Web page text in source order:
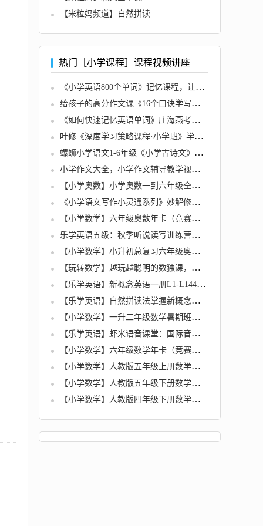
【米粒妈频道】自然拼读
热门［小学课程］课程视频讲座
《小学英语800个单词》记忆课程，让孩子轻松掌握小学800词
给孩子的高分作文课《16个口诀学写作》开头结尾模式总结写作技巧
《如何快速记忆英语单词》庄海燕考试速记系列
叶修《深度学习策略课程·小学班》学霸的成长逻辑
螺蛳小学语文1-6年级《小学古诗文》课程视频
小学作文大全，小学作文辅导教学视频教程
【小学奥数】小学奥数一到六年级全套名师讲座
《小学语文写作小灵通系列》妙解修辞和写作技巧
【小学数学】六年级奥数年卡（竞赛班）全50讲
乐学英语五级：秋季听说读写训练营（五、六年级）全4套
【小学数学】小升初总复习六年级奥数秋季班（竞赛班）全15讲
【玩转数学】越玩越聪明的数独课，让孩子在游戏中成为学霸
【乐学英语】新概念英语一册L1-L144（全）58讲
【乐学英语】自然拼读法掌握新概念一册词汇全10讲
【小学数学】一升二年级数学暑期班（竞赛班）全9讲
【乐学英语】虾米语音课堂：国际音标全10讲
【小学数学】六年级数学年卡（竞赛班）全70讲
【小学数学】人教版五年级上册数学满分班（教材精讲+奥数知识拓展）
【小学数学】人教版五年级下册数学满分班（教材精讲+奥数知识拓展）
【小学数学】人教版四年级下册数学满分班（教材精讲+奥数知识拓展）全17讲